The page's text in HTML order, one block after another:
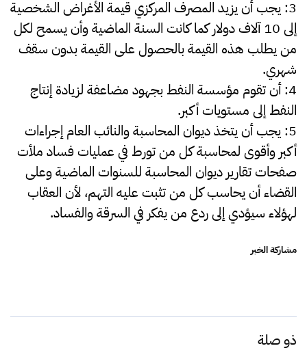
3: يجب أن يزيد المصرف المركزي قيمة الأغراض الشخصية
إلى 10 آلاف دولار كما كانت السنة الماضية وأن يسمح لكل
من يطلب هذه القيمة بالحصول على القيمة بدون سقف
شهري.
4: أن تقوم مؤسسة النفط بجهود مضاعفة لزيادة إنتاج
النفط إلى مستويات أكبر.
5: يجب أن يتخذ ديوان المحاسبة والنائب العام إجراءات
أكبر وأقوى لمحاسبة كل من تورط في عمليات فساد ملأت
صفحات تقارير ديوان المحاسبة للسنوات الماضية وعلى
القضاء أن يحاسب كل من تثبت عليه التهم، لأن العقاب
لهؤلاء سيؤدي إلى ردع من يفكر في السرقة والفساد.
مشاركة الخبر
ذو صلة